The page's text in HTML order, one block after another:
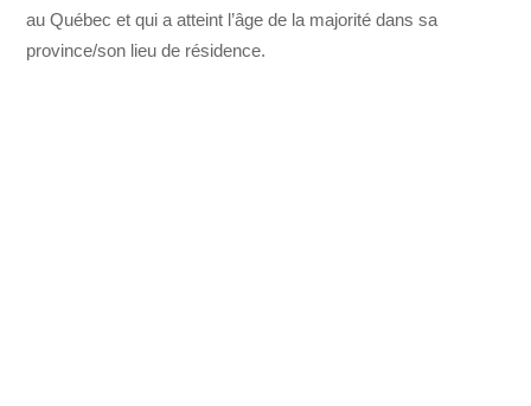
au Québec et qui a atteint l’âge de la majorité dans sa
province/son lieu de résidence.